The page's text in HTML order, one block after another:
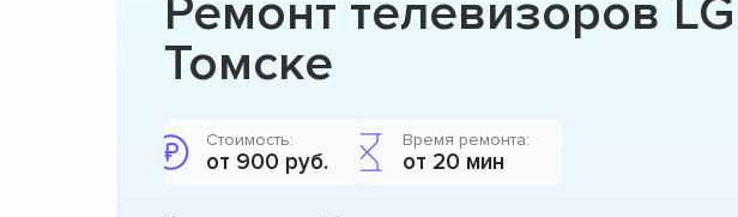
Ремонт телевизоров
Томске
Стоимость:
от 900 руб.
Время ремонта:
от 20 мин